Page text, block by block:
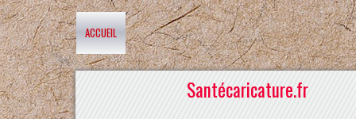
ACCUEIL
Santécaricature.fr